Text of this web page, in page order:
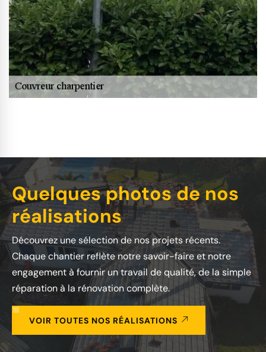
Quelques photos de nos
réalisations
Découvrez une sélection de nos projets récents.
Chaque chantier reflète notre savoir-faire et notre
engagement à fournir un travail de qualité, de la simple
réparation à la rénovation complète.
VOIR TOUTES NOS RÉALISATIONS